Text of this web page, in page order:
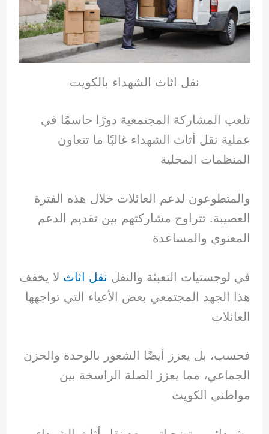
نقل اثاث الشهداء بالكويت
تلعب المشاركة المجتمعية دورًا حاسمًا في
عملية نقل أثاث الشهداء غالبًا ما تتعاون
المنظمات المحلية
والمتطوعون لدعم العائلات خلال هذه الفترة
العصيبة. تتراوح مشاركتهم بين تقديم الدعم
المعنوي والمساعدة
في لوجستيات التعبئة والنقل نقل اثاث لا يخفف
هذا الجهد المجتمعي بعض الأعباء التي تواجهها
العائلات
فحسب، بل يعزز أيضًا الشعور بالوحدة والحزن
الجماعي، مما يعزز الصلة الراسخة بين
مواطني الكويت